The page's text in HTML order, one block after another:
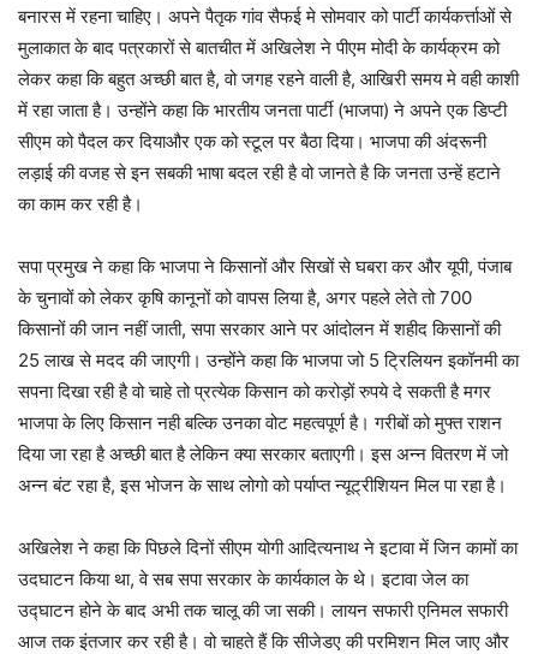
बनारस में रहना चाहिए। अपने पैतृक गांव सैफई मे सोमवार को पार्टी कार्यकर्त्ताओं से
मुलाकात के बाद पत्रकारों से बातचीत में अखिलेश ने पीएम मोदी के कार्यक्रम को
लेकर कहा कि बहुत अच्छी बात है, वो जगह रहने वाली है, आखिरी समय मे वही काशी
में रहा जाता है। उन्होंने कहा कि भारतीय जनता पार्टी (भाजपा) ने अपने एक डिप्टी
सीएम को पैदल कर दियाऔर एक को स्टूल पर बैठा दिया। भाजपा की अंदरूनी
लड़ाई की वजह से इन सबकी भाषा बदल रही है वो जानते है कि जनता उन्हें हटाने
का काम कर रही है।
सपा प्रमुख ने कहा कि भाजपा ने किसानों और सिखों से घबरा कर और यूपी, पंजाब
के चुनावों को लेकर कृषि कानूनों को वापस लिया है, अगर पहले लेते तो 700
किसानों की जान नहीं जाती, सपा सरकार आने पर आंदोलन में शहीद किसानों की
25 लाख से मदद की जाएगी। उन्होंने कहा कि भाजपा जो 5 ट्रिलियन इकॉनमी का
सपना दिखा रही है वो चाहे तो प्रत्येक किसान को करोड़ों रुपये दे सकती है मगर
भाजपा के लिए किसान नही बल्कि उनका वोट महत्वपूर्ण है। गरीबों को मुफ्त राशन
दिया जा रहा है अच्छी बात है लेकिन क्या सरकार बताएगी। इस अन्न वितरण में जो
अन्न बंट रहा है, इस भोजन के साथ लोगो को पर्याप्त न्यूट्रीशियन मिल पा रहा है।
अखिलेश ने कहा कि पिछले दिनों सीएम योगी आदित्यनाथ ने इटावा में जिन कामों का
उदघाटन किया था, वे सब सपा सरकार के कार्यकाल के थे। इटावा जेल का
उद्घाटन होने के बाद अभी तक चालू की जा सकी। लायन सफारी एनिमल सफारी
आज तक इंतजार कर रही है। वो चाहते हैं कि सीजेडए की परमिशन मिल जाए और